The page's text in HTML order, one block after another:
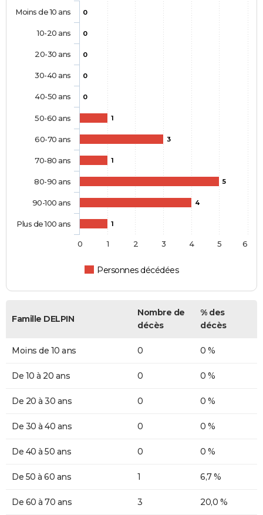
0
0
0
0
0
1
3
1
5
4
1
Personnes décédées
Moins de 10 ans
10-20 ans
20-30 ans
30-40 ans
40-50 ans
50-60 ans
60-70 ans
70-80 ans
80-90 ans
90-100 ans
Plus de 100 ans
0 1 2 3 4 5 6
Famille DELPIN
Nombre de
décès
% des
décès
Moins de 10 ans 0 0 %
De 10 à 20 ans 0 0 %
De 20 à 30 ans 0 0 %
De 30 à 40 ans 0 0 %
De 40 à 50 ans 0 0 %
De 50 à 60 ans 1 6,7 %
De 60 à 70 ans 3 20,0 %